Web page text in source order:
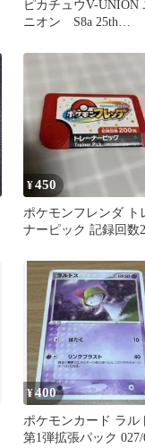
ピカチュウV-UNION
ニオン S8a 25th
¥450
ポケモンフレンダ ト
ナーピック 記録回数
¥400
ポケモンカード ラル
第1弾拡張パック 027/